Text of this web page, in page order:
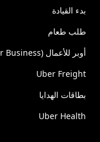
بدء القيادة
طلب طعام
أوبر للأعمال (Uber for Business)
Uber Freight
بطاقات الهدايا
Uber Health